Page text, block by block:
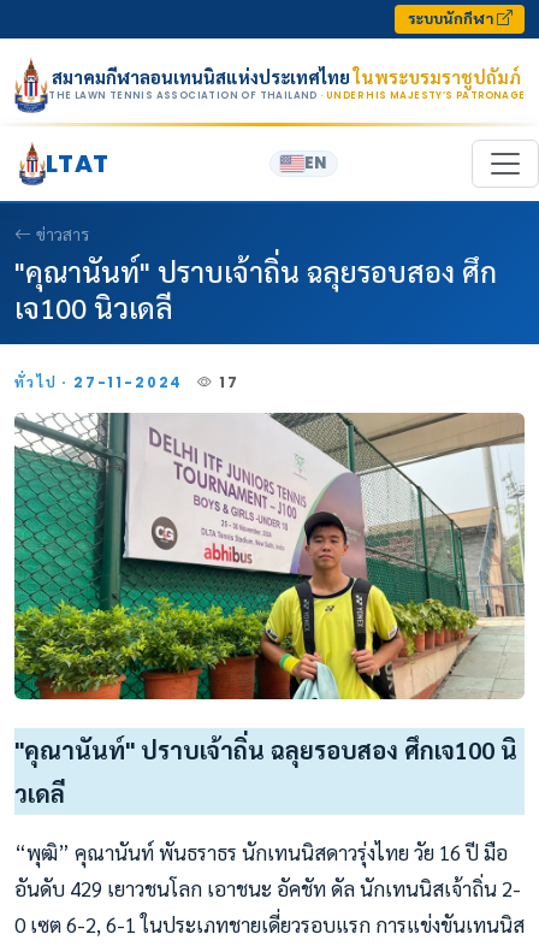
ระบบนักกีฬา
สมาคมกีฬาลอนเทนนิสแห่งประเทศไทยในพระบรมราชูปถัมภ์
THE LAWN TENNIS ASSOCIATION OF THAILAND · UNDER HIS MAJESTY’S PATRONAGE
LTAT EN
ข่าวสาร
"คุณานันท์" ปราบเจ้าถิ่น ฉลุยรอบสอง ศึก
เจ100 นิวเดลี
ทั่วไป · 27-11-2024 17
"คุณานันท์" ปราบเจ้าถิ่น ฉลุยรอบสอง ศึกเจ100 นิ
วเดลี
“พุฒิ” คุณานันท์ พันธราธร นักเทนนิสดาวรุ่งไทย วัย 16 ปี มือ
อันดับ 429 เยาวชนโลก เอาชนะ อัคชัท ดัล นักเทนนิสเจ้าถิ่น 2-
0 เซต 6-2, 6-1 ในประเภทชายเดี่ยวรอบแรก การแข่งขันเทนนิส